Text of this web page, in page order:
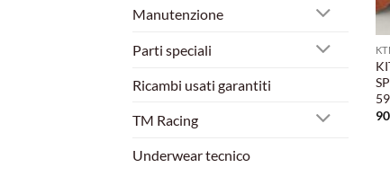
Manutenzione
Parti speciali
Ricambi usati garantiti
TM Racing
Underwear tecnico